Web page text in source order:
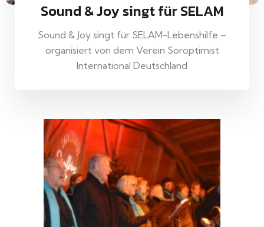
Sound & Joy singt für SELAM
Sound & Joy singt für SELAM-Lebenshilfe –
organisiert von dem Verein Soroptimist
International Deutschland